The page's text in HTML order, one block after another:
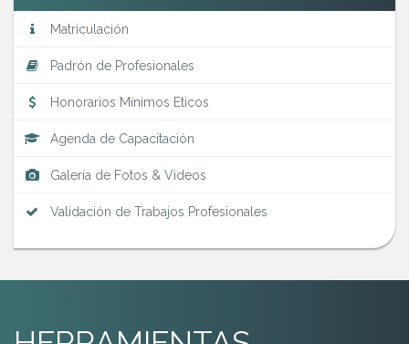
Honorarios Mínimos Eticos
Agenda de Capacitación
Galería de Fotos & Videos
Validación de Trabajos Profesionales